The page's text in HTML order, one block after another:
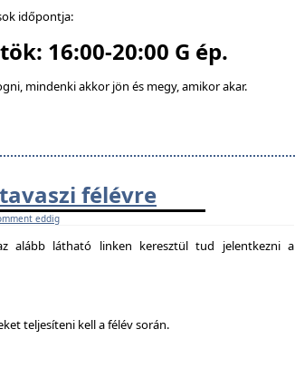
időpontja:
16:00-20:00 G ép.
mindenki akkor jön és megy, amikor akar.
félévre
eddig
alább látható linken keresztül tud jelentkezni a
teljesíteni kell a félév során.